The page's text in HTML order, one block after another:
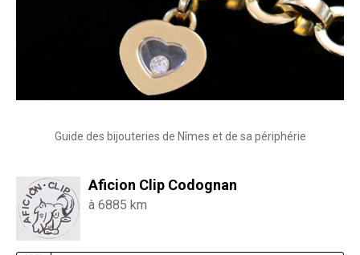
Guide des bijouteries de Nîmes et de sa périphérie
Aficion Clip Codognan
à 6885 km